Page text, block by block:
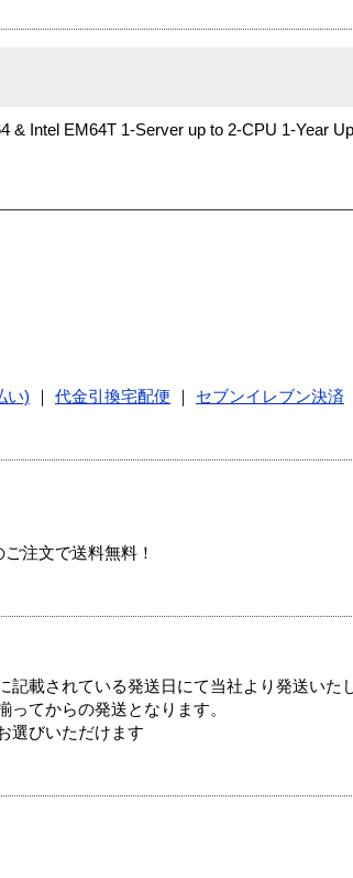
& Intel EM64T 1-Server up to 2-CPU 1-Year
い) 代金引換宅配便
セブンイレブン決済
注文で送料無料！
載されている発送日にて当社より発送いた
てからの発送となります。
選びいただけます